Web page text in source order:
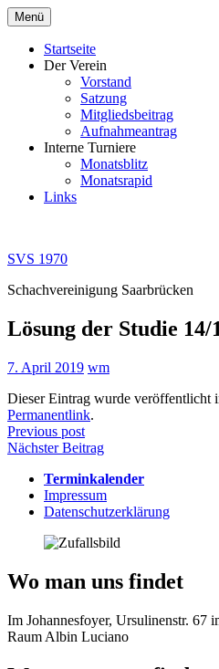
Zum
Inhalt
springen
Menü
Startseite
Der Verein
Vorstand
Satzung
Mitgliedsbeitrag
Aufnahmeantrag
Interne Turniere
Monatsblitz
Monatsrapid
Links
SVS 1970
Schachvereinigung Saarbrücken
Lösung der Studie 14/
7. April 2019 wm
Dieser Eintrag wurde veröffentlicht
Permanentlink.
Beitragsnavigation
Previous post
Nächster Beitrag
Terminkalender
Impressum
Datenschutzerklärung
Wo man uns findet
Im Johannesfoyer, Ursulinenstr. 67
Raum Albin Luciano